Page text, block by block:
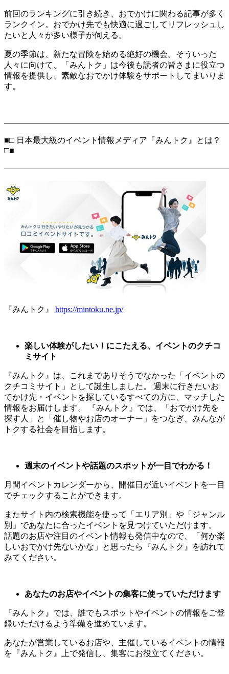
前回のランキングに引き続き、おでかけに関わる記事が多く
ランクイン。おでかけ先でも快適に過ごしてリフレッシュし
たいと人々が多い様子が伺える。
夏の季節は、新たな冒険を始める絶好の機会。そういった
人々に向けて、「みんトク」は今後も読者の皆さまに役立つ
情報を提供し、素敵なおでかけ体験をサポートしてまいりま
す。
■□ 日本最大級のイベント情報メディア『みんトク』とは？
□■
『みんトク』 https://mintoku.ne.jp/
楽しい体験がしたい！にこたえる、イベントのクチコ
ミサイト
『みんトク』は、これまでありそうでなかった「イベントの
クチコミサイト」として誕生しました。 週末に行きたいお
でかけ先・イベントを探しているすべての方に、マッチした
情報をお届けします。 『みんトク』では、「おでかけ先を
探す人」と「催し物やお店のオーナー」をつなぎ、みんなが
トクする社会を目指します。
週末のイベントや話題のスポットが一目でわかる！
月間イベントカレンダーから、開催日が近いイベントを一目
でチェックすることができます。
またサイト内の検索機能を使って「エリア別」や「ジャンル
別」であなたに合ったイベントを見つけていただけます。
話題のお店や注目のイベント情報も発信中なので、「何か楽
しいおでかけ先ないかな」と思ったら『みんトク』を訪れて
みてください。
あなたのお店やイベントの集客に使っていただけます
『みんトク』では、誰でもスポットやイベントの情報をご登
録いただけるよう準備を進めています。
あなたが営業しているお店や、主催しているイベントの情報
を『みんトク』上で発信し、集客にお役立てください。